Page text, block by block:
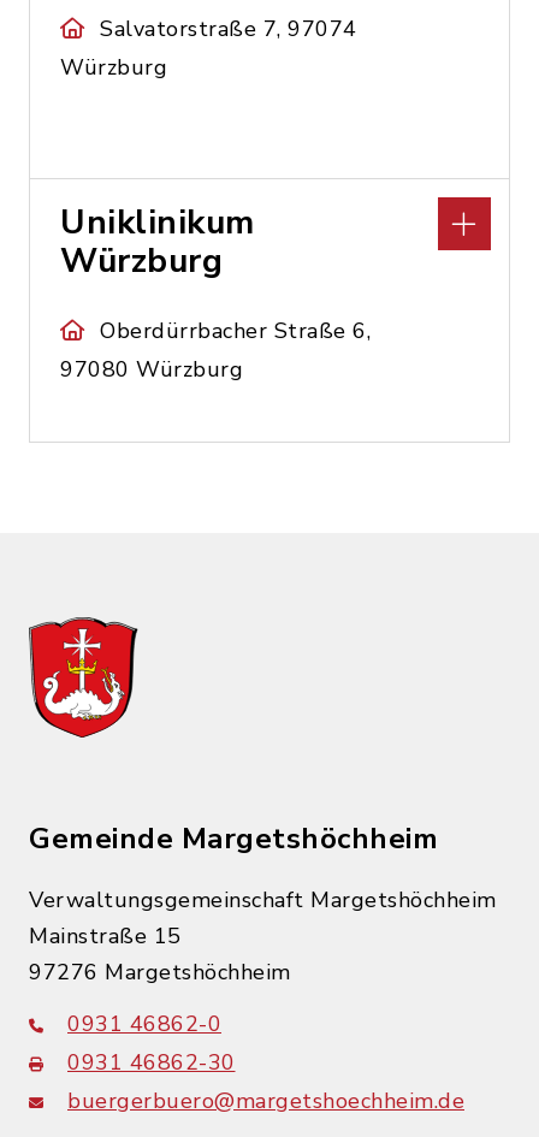
Salvatorstraße 7, 97074
Würzburg
Uniklinikum
Würzburg
Oberdürrbacher Straße 6,
97080 Würzburg
Gemeinde Margetshöchheim
Verwaltungsgemeinschaft Margetshöchheim
Mainstraße 15
97276 Margetshöchheim
0931 46862-0
0931 46862-30
buergerbuero@margetshoechheim.de